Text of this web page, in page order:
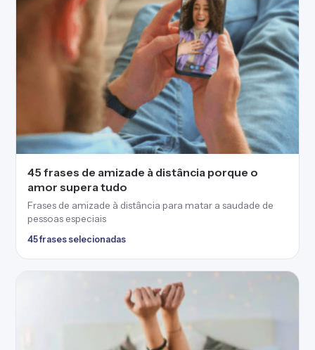
45 frases de amizade à distância porque o
amor supera tudo
Frases de amizade à distância para matar a saudade de
pessoas especiais
45 frases selecionadas